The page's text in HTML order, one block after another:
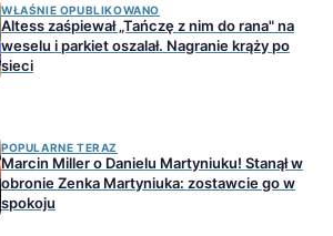
WŁAŚNIE OPUBLIKOWANO
Altess zaśpiewał „Tańczę z nim do rana" na
weselu i parkiet oszalał. Nagranie krąży po
sieci
POPULARNE TERAZ
Marcin Miller o Danielu Martyniuku! Stanął w
obronie Zenka Martyniuka: zostawcie go w
spokoju